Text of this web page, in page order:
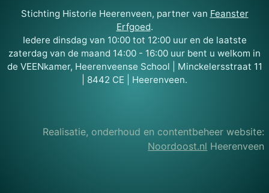
Stichting Historie Heerenveen, partner van Feanster
Erfgoed.
Iedere dinsdag van 10:00 tot 12:00 uur en de laatste
zaterdag van de maand 14:00 - 16:00 uur bent u welkom in
de VEENkamer, Heerenveense School | Minckelersstraat 11
| 8442 CE | Heerenveen.
Realisatie, onderhoud en contentbeheer website:
Noordoost.nl Heerenveen